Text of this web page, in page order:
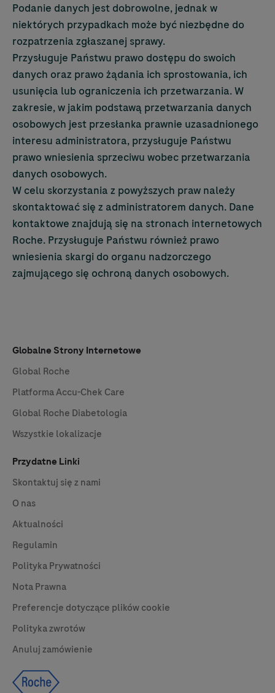
Podanie danych jest dobrowolne, jednak w
niektórych przypadkach może być niezbędne do
rozpatrzenia zgłaszanej sprawy.
Przysługuje Państwu prawo dostępu do swoich
danych oraz prawo żądania ich sprostowania, ich
usunięcia lub ograniczenia ich przetwarzania. W
zakresie, w jakim podstawą przetwarzania danych
osobowych jest przesłanka prawnie uzasadnionego
interesu administratora, przysługuje Państwu
prawo wniesienia sprzeciwu wobec przetwarzania
danych osobowych.
W celu skorzystania z powyższych praw należy
skontaktować się z administratorem danych. Dane
kontaktowe znajdują się na stronach internetowych
Roche. Przysługuje Państwu również prawo
wniesienia skargi do organu nadzorczego
zajmującego się ochroną danych osobowych.
Globalne Strony Internetowe
Global Roche
PlatformaAccu-Chek Care
Global Roche Diabetologia
Wszystkie lokalizacje
Przydatne Linki
Skontaktuj się z nami
O nas
Aktualności
Regulamin
Polityka Prywatności
Nota Prawna
Preferencje dotyczące plików cookie
Polityka zwrotów
Anuluj zamówienie